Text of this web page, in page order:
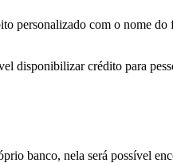
personalizado com o nome
disponibilizar crédito para
banco, nela será possível